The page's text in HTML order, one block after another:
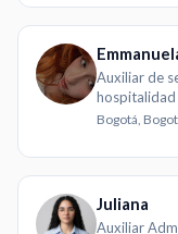
Auxiliar de
hospitalidad
Bogotá,
Juliana
Auxiliar